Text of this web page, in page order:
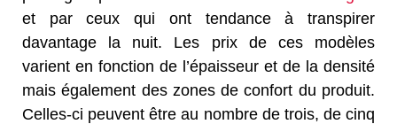
et par ceux qui ont tendance à transpirer
davantage la nuit. Les prix de ces modèles
varient en fonction de l’épaisseur et de la densité
mais également des zones de confort du produit.
Celles-ci peuvent être au nombre de trois, de cinq